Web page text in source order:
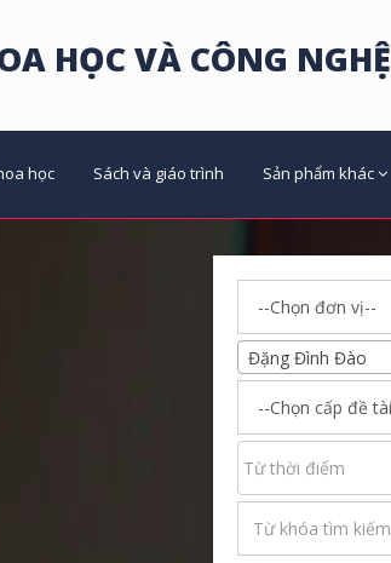
HỌC VÀ CÔNG NGHỆ
học Sách và giáo trình Sản phẩm khác
Đặng Đình Đào